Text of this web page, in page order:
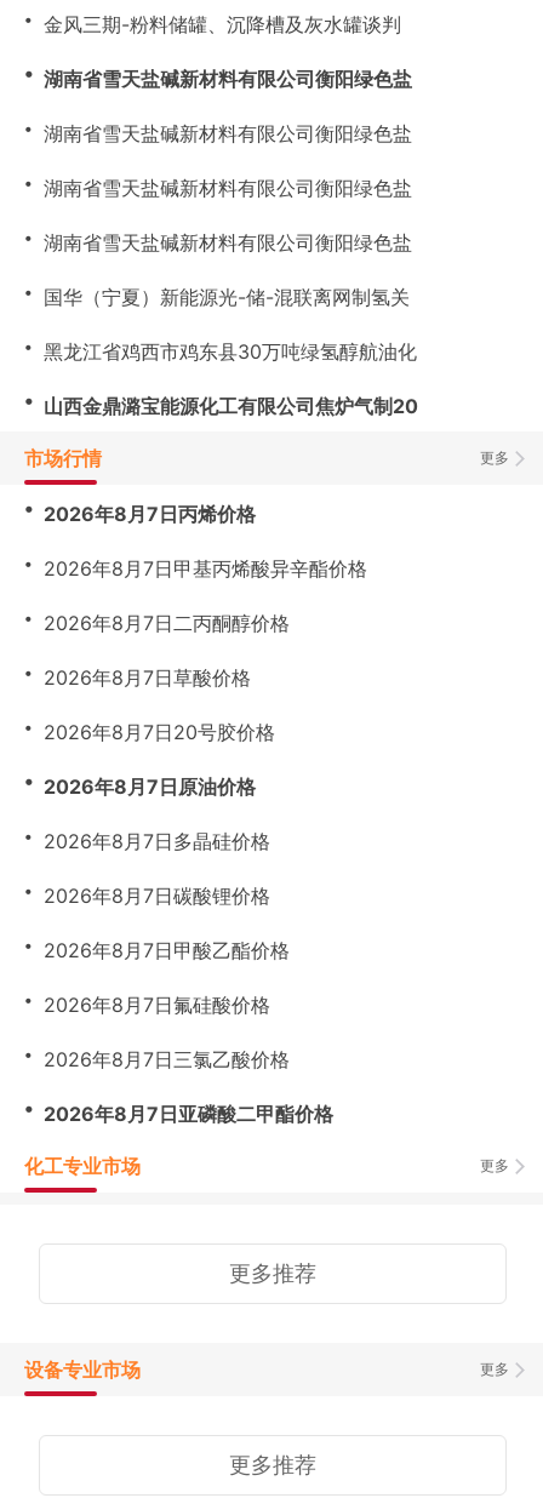
・ 金风三期-粉料储罐、沉降槽及灰水罐谈判
・ 湖南省雪天盐碱新材料有限公司衡阳绿色盐
・ 湖南省雪天盐碱新材料有限公司衡阳绿色盐
・ 湖南省雪天盐碱新材料有限公司衡阳绿色盐
・ 湖南省雪天盐碱新材料有限公司衡阳绿色盐
・ 国华（宁夏）新能源光-储-混联离网制氢关
・ 黑龙江省鸡西市鸡东县30万吨绿氢醇航油化
・ 山西金鼎潞宝能源化工有限公司焦炉气制20
更多
市场行情
・ 2026年8月7日丙烯价格
・ 2026年8月7日甲基丙烯酸异辛酯价格
・ 2026年8月7日二丙酮醇价格
・ 2026年8月7日草酸价格
・ 2026年8月7日20号胶价格
・ 2026年8月7日原油价格
・ 2026年8月7日多晶硅价格
・ 2026年8月7日碳酸锂价格
・ 2026年8月7日甲酸乙酯价格
・ 2026年8月7日氟硅酸价格
・ 2026年8月7日三氯乙酸价格
・ 2026年8月7日亚磷酸二甲酯价格
更多
化工专业市场
更多推荐
更多
设备专业市场
更多推荐